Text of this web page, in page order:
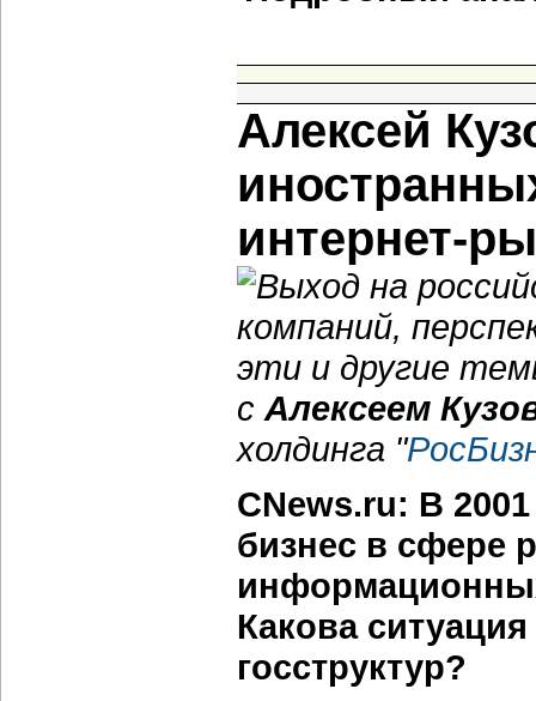
Алексей
интернет-
Выход на
компаний,
эти и другие
с Алексеем
холдинга "
CNews.ru: В
бизнес в сфере
Какова
госструктур?